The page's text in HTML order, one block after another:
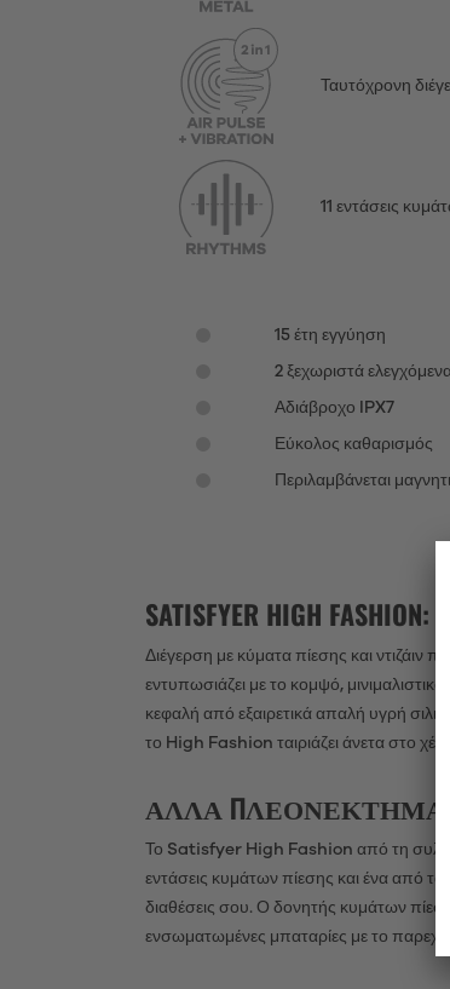
Ταυτόχρονη
11 εντάσεις
15 έτη εγγύηση
2 ξεχωριστά
Αδιάβροχο IPX7
Εύκολος καθαρισμός
Περιλαμβάνεται
SATISFYER HIGH
Διέγερση με κύματα πίεσης και
εντυπωσιάζει με το κομψό,
κεφαλή από εξαιρετικά απαλή υγρή
το High Fashion ταιριάζει άνετα στο χέρι
ΆΛΛΑ ΠΛΕΟΝΕΚΤΉΜΑΤΑ
Το Satisfyer High Fashion από τη συλλογή
εντάσεις κυμάτων πίεσης και ένα από
διαθέσεις σου. Ο δονητής κυμάτων
ενσωματωμένες μπαταρίες με το